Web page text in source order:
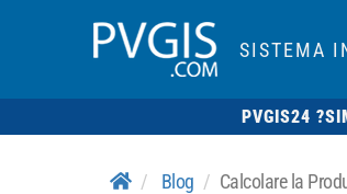
SISTEMA
PVGIS24 ?
Blog Calcolare la